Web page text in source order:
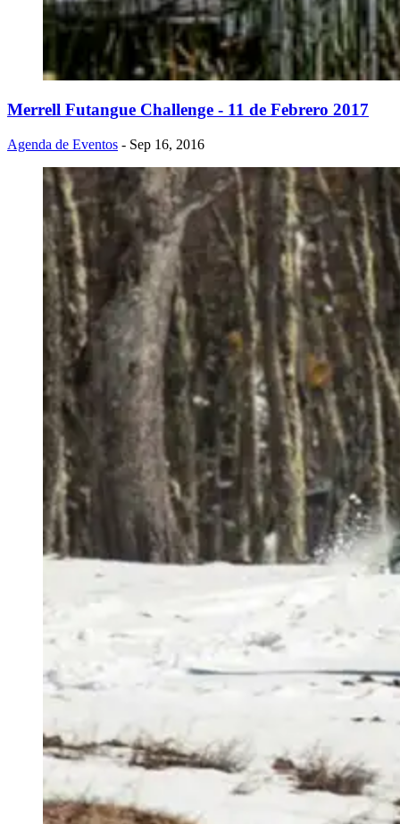
Merrell Futangue Challenge - 11 de Febrero 2017
Agenda de Eventos - Sep 16, 2016